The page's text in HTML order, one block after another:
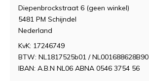
Diepenbrockstraat 6 (geen winkel)
5481 PM Schijndel
Nederland
KvK: 17246749
BTW: NL1817525b01 / NL001688628B90
IBAN: A.B.N NL06 ABNA 0546 3754 56